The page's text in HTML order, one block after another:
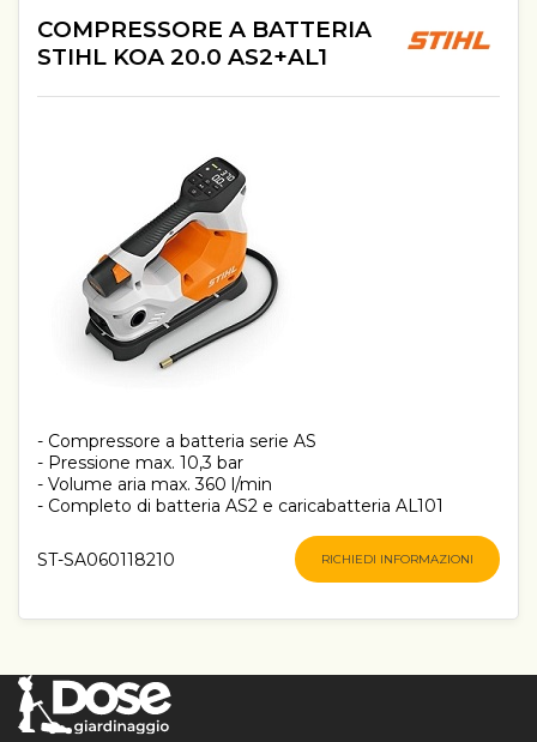
COMPRESSORE A BATTERIA
STIHL KOA 20.0 AS2+AL1
- Compressore a batteria serie AS
- Pressione max. 10,3 bar
- Volume aria max. 360 l/min
- Completo di batteria AS2 e caricabatteria AL101
ST-SA060118210 RICHIEDI INFORMAZIONI